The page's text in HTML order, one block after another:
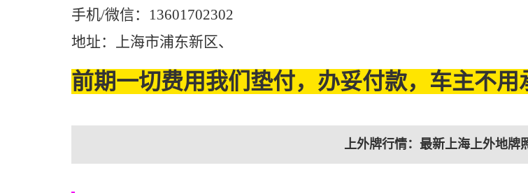
手机/微信：13601702302
地址：上海市浦东新区、
前期一切费用我们垫付，办妥付款，车主不用
上外牌行情：最新上海上外地牌